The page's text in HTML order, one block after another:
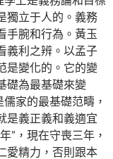
獨立于人的。義務
手腕和行為。黃玉
義利之辨。以孟子
是變化的。它的變
礎為最基礎來變
家的最基礎范疇，
是義正義和義適宜
”，現在守喪三年，
愛精力，否則跟本